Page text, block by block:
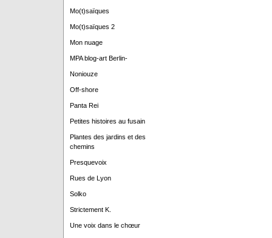
Mo(t)saïques
Mo(t)saïques 2
Mon nuage
MPA blog-art Berlin-
Noniouze
Off-shore
Panta Rei
Petites histoires au fusain
Plantes des jardins et des
chemins
Presquevoix
Rues de Lyon
Solko
Strictement K.
Une voix dans le chœur